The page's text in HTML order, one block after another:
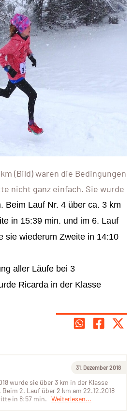
(Bild) waren die Bedingungen
nicht ganz einfach. Sie wurde
Beim Lauf Nr. 4 über ca. 3 km
in 15:39 min. und im 6. Lauf
sie wiederum Zweite in 14:10
aller Läufe bei 3
Ricarda in der Klasse
31. Dezember 2018
wurde sie über 3 km in der Klasse
Beim 2. Lauf über 2 km am 22.12.2018
in 8:57 min. Weiterlesen...